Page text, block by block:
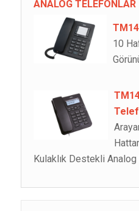
ANALOG TELEFONLAR
10
Kulaklık Destekli